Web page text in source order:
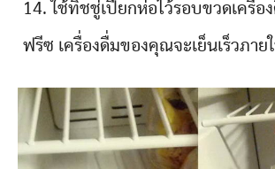
14. ใช้ทิชชู่เปียกห่อไว้รอบขวดเครื่อ
ฟรีซ เครื่องดื่มของคุณจะเย็นเร็วภาย